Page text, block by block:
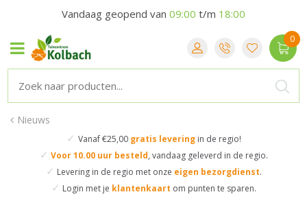
Nieuws
✓ Vanaf €25,00 gratis leveringin de regio!
✓ Voor 10.00 uur besteld, vandaag geleverd in de regio.
✓ Levering in de regio met onze eigen bezorgdienst.
✓ Login met je klantenkaart om punten te sparen.
Vandaag geopend van 09:00 t/m 18:00